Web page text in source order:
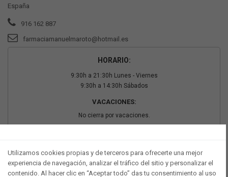
España
916 162 887
farmaciamanuelmaroto@hotmail.es
HORARIO:
9:30h a 21:30h Lunes - Viernes
9:30h a 14:30h Sábados
VACACIONES:
No cierra por vacaciones.
Utilizamos cookies propias y de terceros para ofrecerte una mejor
experiencia de navegación, analizar el tráfico del sitio y personalizar el
contenido. Al hacer clic en “Aceptar todo” das tu consentimiento al uso